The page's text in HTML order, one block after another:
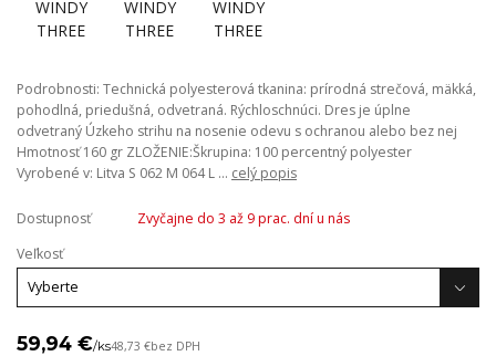
Podrobnosti: Technická polyesterová tkanina: prírodná strečová, mäkká,
pohodlná, priedušná, odvetraná. Rýchloschnúci. Dres je úplne
odvetraný Úzkeho strihu na nosenie odevu s ochranou alebo bez nej
Hmotnosť 160 gr ZLOŽENIE:Škrupina: 100 percentný polyester
Vyrobené v: Litva S 062 M 064 L ... celý popis
Dostupnosť
Zvyčajne do 3 až 9 prac. dní u nás
Veľkosť
59,94 €/ks48,73 €bez DPH